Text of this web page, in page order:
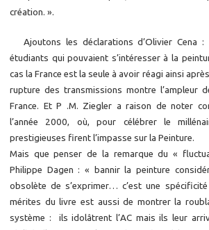
création. ».
Ajoutons les déclarations d’Olivier Cena
étudiants qui pouvaient s’intéresser à la
cas la France est la seule à avoir réagi ainsi
rupture des transmissions montre l’ampleur
France. Et P .M. Ziegler a raison de noter
l’année 2000, où, pour célébrer le
prestigieuses firent l’impasse sur la Peinture.
Mais que penser de la remarque du «
Philippe Dagen : « bannir la peinture
obsolète de s’exprimer… c’est une
mérites du livre est aussi de montrer la
système : ils idolâtrent l’AC mais ils leur